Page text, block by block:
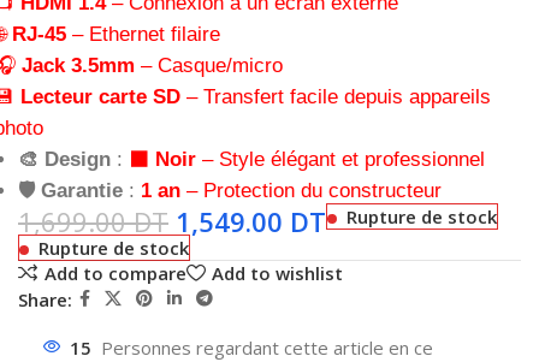
RJ-45 – Ethernet filaire
Jack 3.5mm – Casque/micro
Lecteur carte SD – Transfert facile depuis appareils
🎨 Design : ⬛ Noir – Style élégant et professionnel
🛡️ Garantie : 1 an – Protection du constructeur
1,699.00DT 1,549.00 DT
Rupture de stock
Rupture de stock
Add to compare
Add to wishlist
Share:
15 Personnes regardant cette article en ce